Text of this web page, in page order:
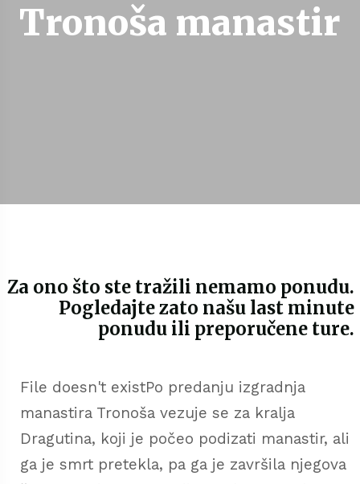
Tronoša manastir
Za ono što ste tražili nemamo ponudu.
Pogledajte zato našu last minute
ponudu ili preporučene ture.
File doesn't existPo predanju izgradnja
manastira Tronoša vezuje se za kralja
Dragutina, koji je počeo podizati manastir, ali
ga je smrt pretekla, pa ga je završila njegova